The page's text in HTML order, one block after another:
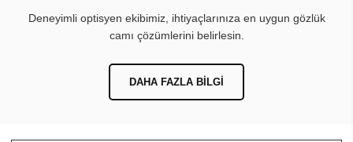
Deneyimli optisyen ekibimiz, ihtiyaçlarınıza en uygun gözlük
camı çözümlerini belirlesin.
DAHA FAZLA BILGI